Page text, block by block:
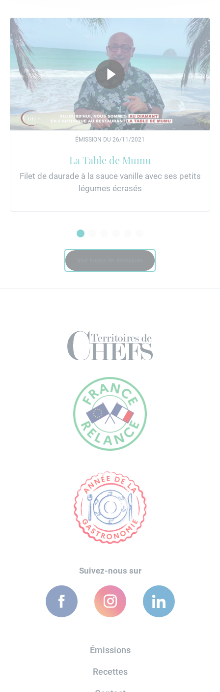
ÉMISSION DU 26/11/2021
La Table de Mumu
Filet de daurade à la sauce vanille avec ses petits
légumes écrasés
Suivez-nous sur
Émissions
Recettes